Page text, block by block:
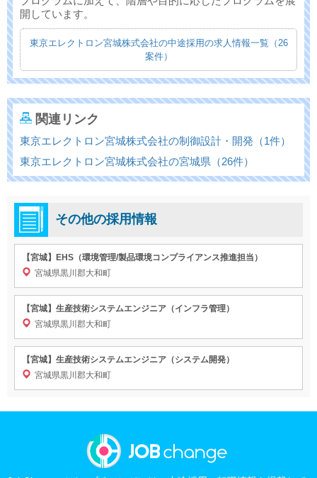
開しています。
東京エレクトロン宮城株式会社の中途採用の求人情報一覧（26
案件）
関連リンク
東京エレクトロン宮城株式会社の制御設計・開発（1件）
東京エレクトロン宮城株式会社の宮城県（26件）
その他の採用情報
【宮城】EHS（環境管理/製品環境コンプライアンス推進担当）
宮城県黒川郡大和町
【宮城】生産技術システムエンジニア（インフラ管理）
宮城県黒川郡大和町
【宮城】生産技術システムエンジニア（システム開発）
宮城県黒川郡大和町